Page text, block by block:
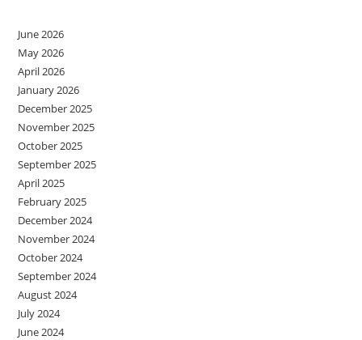
June 2026
May 2026
April 2026
January 2026
December 2025
November 2025
October 2025
September 2025
April 2025
February 2025
December 2024
November 2024
October 2024
September 2024
August 2024
July 2024
June 2024